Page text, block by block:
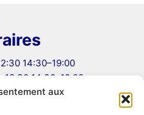
aux
14:30–19:00
12:30 14:30–19:00
14:30–19:00
12:30 14:30–19:00